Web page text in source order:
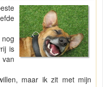
is
van
maar ik zit met mijn